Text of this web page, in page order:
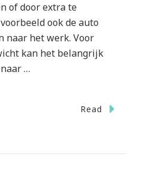
of door extra te
ook de auto
naar het werk. Voor
kan het belangrijk
…
Read